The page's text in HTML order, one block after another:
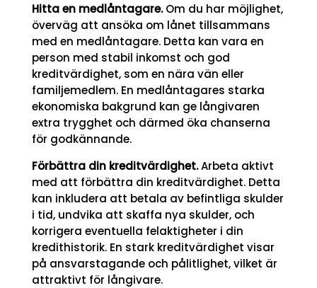
Hitta en medlåntagare.Om du har möjlighet,
överväg att ansöka om lånet tillsammans
med en medlåntagare. Detta kan vara en
person med stabil inkomst och god
kreditvärdighet, som en nära vän eller
familjemedlem. En medlåntagares starka
ekonomiska bakgrund kan ge långivaren
extra trygghet och därmed öka chanserna
för godkännande.
Förbättra din kreditvärdighet.Arbeta aktivt
med att förbättra din kreditvärdighet. Detta
kan inkludera att betala av befintliga skulder
i tid, undvika att skaffa nya skulder, och
korrigera eventuella felaktigheter i din
kredithistorik. En stark kreditvärdighet visar
på ansvarstagande och pålitlighet, vilket är
attraktivt för långivare.